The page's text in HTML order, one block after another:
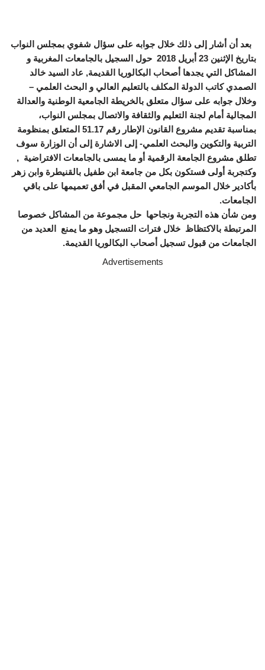
بعد أن أشار إلى ذلك خلال جوابه على سؤال شفوي بمجلس النواب
بتاريخ الإثنين 23 أبريل 2018 حول السجيل بالجامعات المغربية و
المشاكل التي يجدها أصحاب البكالوريا القديمة, عاد السيد خالد
الصمدي كاتب الدولة المكلف بالتعليم العالي و البحث العلمي –
وخلال جوابه على سؤال متعلق بالخريطة الجامعية الوطنية والعدالة
المجالية أمام لجنة التعليم والثقافة والاتصال بمجلس النواب،
بمناسبة تقديم مشروع القانون الإطار رقم 51.17 المتعلق بمنظومة
التربية والتكوين والبحث العلمي- إلى الاشارة إلى أن الوزارة سوف
تطلق مشروع الجامعة الرقمية أو ما يمسى بالجامعات الافتراضية ,
وكتجربة أولى فستكون بكل من جامعة ابن طفيل بالقنيطرة وابن زهر
بأكادير خلال الموسم الجامعي المقبل في أفق تعميمها على باقي
الجامعات.
ومن شأن هذه التجربة ونجاحها حل مجموعة من المشاكل خصوصا
المرتبطة بالاكتظاظ خلال فترات التسجيل وهو ما يمنع العديد من
الجامعات من قبول تسجيل أصحاب البكالوريا القديمة.
Advertisements